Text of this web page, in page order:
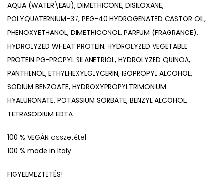
AQUA (WATER\EAU), DIMETHICONE, DISILOXANE,
POLYQUATERNIUM-37, PEG-40 HYDROGENATED CASTOR OIL,
PHENOXYETHANOL, DIMETHICONOL, PARFUM (FRAGRANCE),
HYDROLYZED WHEAT PROTEIN, HYDROLYZED VEGETABLE
PROTEIN PG-PROPYL SILANETRIOL, HYDROLYZED QUINOA,
PANTHENOL, ETHYLHEXYLGLYCERIN, ISOPROPYL ALCOHOL,
SODIUM BENZOATE, HYDROXYPROPYLTRIMONIUM
HYALURONATE, POTASSIUM SORBATE, BENZYL ALCOHOL,
TETRASODIUM EDTA
100 % VEGÁN összetétel
100 % made in Italy
FIGYELMEZTETÉS!